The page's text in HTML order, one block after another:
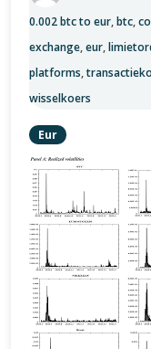
0.002 btc to eur,btc,
exchange,eur,
platforms,
wisselkoers
Eur